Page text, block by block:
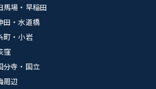
馬場・早稲田
田・水道橋
町・小岩
窪
分寺・国立
周辺